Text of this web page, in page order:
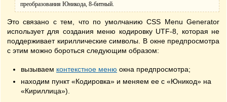
преобразования Юникода, 8-битный.
Это связано с тем, что по умолчанию CSS Menu Generator
использует для создания меню кодировку UTF-8, которая не
поддерживает кириллические символы. В окне предпросмотра
с этим можно бороться следующим образом:
вызываем контекстное меню окна предпросмотра;
находим пункт «Кодировка» и меняем ее с «Юникод» на
«Кириллица»).